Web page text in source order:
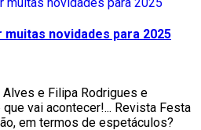
novidades para 2025
e Filipa Rodrigues e
vai acontecer!... Revista Festa
em termos de espetáculos?